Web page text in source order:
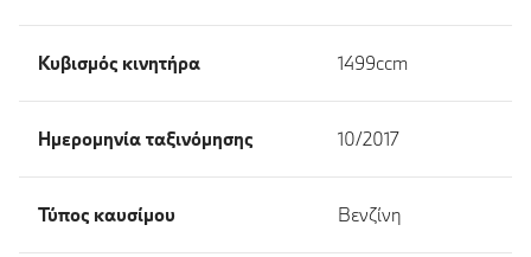
Κυβισμός κινητήρα 1499ccm
Ημερομηνία ταξινόμησης 10/2017
Τύπος καυσίμου Βενζίνη